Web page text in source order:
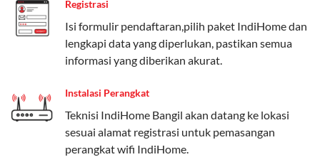
Paket Easy cocok untuk kebutuhan dasar, Paket
Complete untuk yang menginginkan fitur lengkap,
dan Paket Dynamic IP untuk pengguna yang
memprioritaskan kecepatan internet tinggi.
Paket Telkomsel One dengan Kuota Keluarga
Salah satu fitur unggulan Telkomsel One adalah Paket
Kuota Keluarga. Dengan kuota hingga 30 GB, Anda
bisa membagikan internet kepada anggota keluarga
Registrasi
Isi formulir pendaftaran,pilih paket IndiHome dan
lengkapi data yang diperlukan, pastikan semua
informasi yang diberikan akurat.
Instalasi Perangkat
Teknisi IndiHome Bangil akan datang ke lokasi
sesuai alamat registrasi untuk pemasangan
perangkat wifi IndiHome.